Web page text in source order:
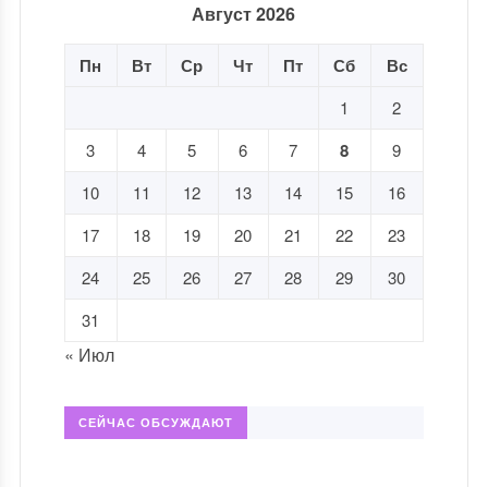
Август 2026
Пн Вт Ср Чт Пт Сб Вс
1
2
3
4 5 6 7 8
9
10
11 12 13 14 15
16
17
18 19 20 21 22
23
24
25 26 27 28 29
30
31
« Июл
СЕЙЧАС ОБСУЖДАЮТ